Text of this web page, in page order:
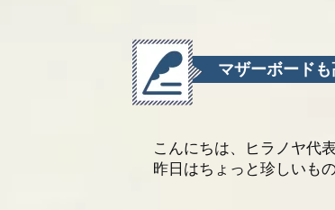
2025/07/31
2025/06/27 7月6日(日)
2025/01/07 社員研修
マザーボードも
こんにちは、ヒラノヤ代
昨日はちょっと珍しいも